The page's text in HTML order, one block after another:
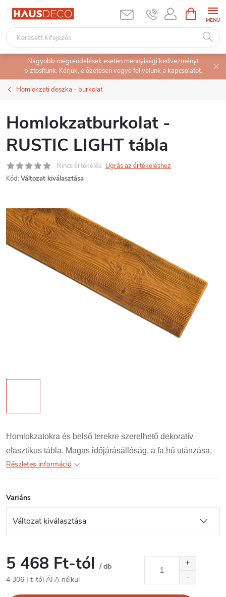
Ugrás
tartalomhoz
KOSÁR
Nagyobb megrendelések esetén mennyiségi kedvezményt
biztosítunk. Kérjük, előzetesen vegye fel velünk a kapcsolatot.
Homlokzati deszka - burkolat
Homlokzatburkolat -
RUSTIC LIGHT tábla
Nincs értékelés Ugrás az értékeléshez
Kód: Változat kiválasztása
Homlokzatokra és belső terekre szerelhető dekoratív
elasztikus tábla. Magas időjárásállóság, a fa hű utánzása.
Részletes információ
Variáns
5 468 Ft-tól / db
4 306 Ft-tól ÁFA nélkül